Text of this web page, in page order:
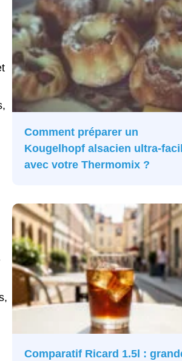
Comment préparer un
Kougelhopf alsacien ultra-
avec votre Thermomix ?
Comparatif Ricard 1.5l :